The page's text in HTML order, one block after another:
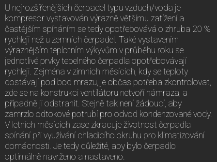
U nejrozšířenějších čerpadel typu vzduch/voda je
kompresor vystavován výrazně většímu zatížení a
častějším spínáním se tedy opotřebovává o zhruba 20 %
rychleji než u zemních čerpadel. Také vystavením
výraznějším teplotním výkyvům v průběhu roku se
jednotlivé prvky tepelného čerpadla opotřebovávají
rychleji. Zejména v zimních měsících, kdy se teploty
dostávají pod bod mrazu, je občas potřeba zkontrolovat,
zde se na konstrukci ventilátoru netvoří námraza, a
případně ji odstranit. Stejně tak není žádoucí, aby
zamrzlo odtokové potrubí pro odvod kondenzované vody.
V letních měsících zase zkracuje životnost čerpadla
spínání při využívání chladicího okruhu pro klimatizování
domácnosti. Je tedy důležité, aby bylo čerpadlo
optimálně navrženo a nastaveno.